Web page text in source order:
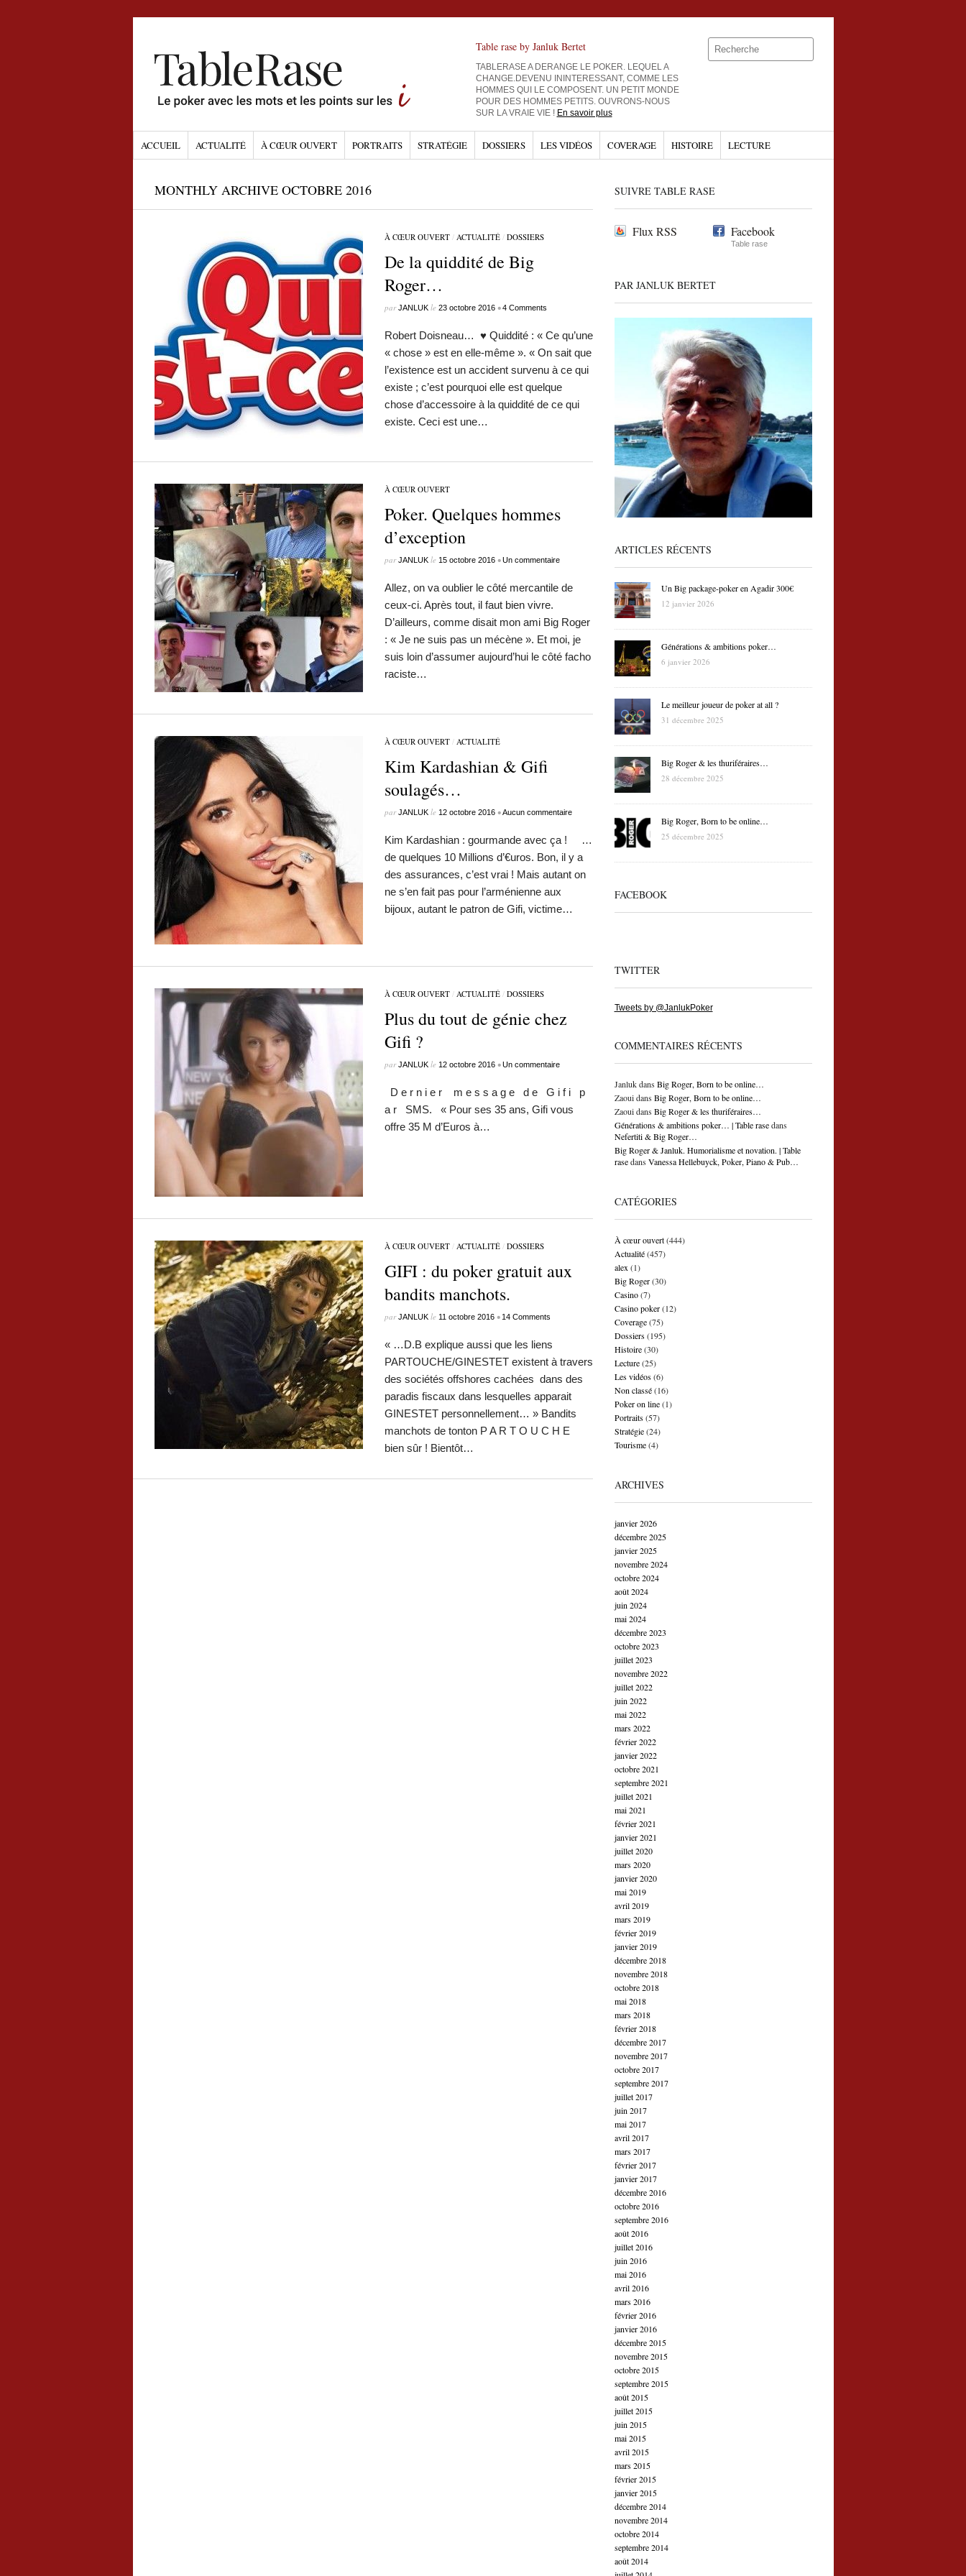
Table rase by Janluk Bertet
TABLERASE A DERANGE LE POKER. LEQUEL A
CHANGE.DEVENU ININTERESSANT, COMME LES
HOMMES QUI LE COMPOSENT. UN PETIT MONDE
POUR DES HOMMES PETITS. OUVRONS-NOUS
SUR LA VRAIE VIE ! En savoir plus
ACCUEIL ACTUALITÉ À CŒUR OUVERT PORTRAITS STRATÉGIE DOSSIERS LES VIDÉOS COVERAGE HISTOIRE LECTURE
MONTHLY ARCHIVE OCTOBRE 2016
À CŒUR OUVERT/ ACTUALITÉ/ DOSSIERS
De la quiddité de Big
Roger…
parJANLUKle 23 octobre 2016 •4 Comments
Robert Doisneau… ♥ Quiddité : « Ce qu’une
« chose » est en elle-même ». « On sait que
l’existence est un accident survenu à ce qui
existe ; c’est pourquoi elle est quelque
chose d’accessoire à la quiddité de ce qui
existe. Ceci est une…
À CŒUR OUVERT
Poker. Quelques hommes
d’exception
parJANLUKle 15 octobre 2016 •Un commentaire
Allez, on va oublier le côté mercantile de
ceux-ci. Après tout, il faut bien vivre.
D’ailleurs, comme disait mon ami Big Roger
: « Je ne suis pas un mécène ». Et moi, je
suis loin d’assumer aujourd’hui le côté facho
raciste…
À CŒUR OUVERT/ ACTUALITÉ
Kim Kardashian & Gifi
soulagés…
parJANLUKle 12 octobre 2016 •Aucun commentaire
Kim Kardashian : gourmande avec ça ! …
de quelques 10 Millions d’€uros. Bon, il y a
des assurances, c’est vrai ! Mais autant on
ne s’en fait pas pour l’arménienne aux
bijoux, autant le patron de Gifi, victime…
À CŒUR OUVERT/ ACTUALITÉ/ DOSSIERS
Plus du tout de génie chez
Gifi ?
parJANLUKle 12 octobre 2016 •Un commentaire
D e r n i e r m e s s a g e d e G i f i p
a r SMS. « Pour ses 35 ans, Gifi vous
offre 35 M d’Euros à…
À CŒUR OUVERT/ ACTUALITÉ/ DOSSIERS
GIFI : du poker gratuit aux
bandits manchots.
parJANLUKle 11 octobre 2016 • 14 Comments
« …D.B explique aussi que les liens
PARTOUCHE/GINESTET existent à travers
des sociétés offshores cachées dans des
paradis fiscaux dans lesquelles apparait
GINESTET personnellement… » Bandits
manchots de tonton P A R T O U C H E
bien sûr ! Bientôt…
SUIVRE TABLE RASE
Flux RSS Facebook
Table rase
PAR JANLUK BERTET
ARTICLES RÉCENTS
Un Big package-poker en Agadir 300€
12 janvier 2026
Générations & ambitions poker…
6 janvier 2026
Le meilleur joueur de poker at all ?
31 décembre 2025
Big Roger & les thuriféraires…
28 décembre 2025
Big Roger, Born to be online…
25 décembre 2025
FACEBOOK
TWITTER
Tweets by @JanlukPoker
COMMENTAIRES RÉCENTS
Janlukdans Big Roger, Born to be online…
Zaouidans Big Roger, Born to be online…
Zaouidans Big Roger & les thuriféraires…
Générations & ambitions poker… | Table rasedans
Nefertiti & Big Roger…
Big Roger & Janluk. Humorialisme et novation. | Table
rasedans Vanessa Hellebuyck, Poker, Piano & Pub…
CATÉGORIES
À cœur ouvert(444)
Actualité(457)
alex (1)
Big Roger(30)
Casino(7)
Casino poker(12)
Coverage(75)
Dossiers(195)
Histoire(30)
Lecture(25)
Les vidéos(6)
Non classé(16)
Poker on line(1)
Portraits(57)
Stratégie(24)
Tourisme(4)
ARCHIVES
janvier 2026
décembre 2025
janvier 2025
novembre 2024
octobre 2024
août 2024
juin 2024
mai 2024
décembre 2023
octobre 2023
juillet 2023
novembre 2022
juillet 2022
juin 2022
mai 2022
mars 2022
février 2022
janvier 2022
octobre 2021
septembre 2021
juillet 2021
mai 2021
février 2021
janvier 2021
juillet 2020
mars 2020
janvier 2020
mai 2019
avril 2019
mars 2019
février 2019
janvier 2019
décembre 2018
novembre 2018
octobre 2018
mai 2018
mars 2018
février 2018
décembre 2017
novembre 2017
octobre 2017
septembre 2017
juillet 2017
juin 2017
mai 2017
avril 2017
mars 2017
février 2017
janvier 2017
décembre 2016
octobre 2016
septembre 2016
août 2016
juillet 2016
juin 2016
mai 2016
avril 2016
mars 2016
février 2016
janvier 2016
décembre 2015
novembre 2015
octobre 2015
septembre 2015
août 2015
juillet 2015
juin 2015
mai 2015
avril 2015
mars 2015
février 2015
janvier 2015
décembre 2014
novembre 2014
octobre 2014
septembre 2014
août 2014